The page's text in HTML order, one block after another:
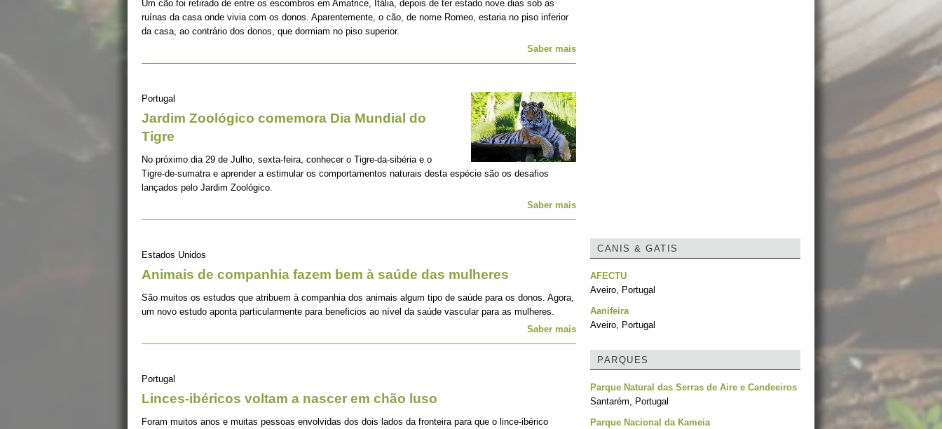
Um cão foi retirado de entre os escombros em Amatrice, Itália, depois de ter estado nove dias sob as
ruínas da casa onde vivia com os donos. Aparentemente, o cão, de nome Romeo, estaria no piso inferior
da casa, ao contrário dos donos, que dormiam no piso superior.
Saber mais
Portugal
Jardim Zoológico comemora Dia Mundial do
Tigre
No próximo dia 29 de Julho, sexta-feira, conhecer o Tigre-da-sibéria e o
Tigre-de-sumatra e aprender a estimular os comportamentos naturais desta espécie são os desafios
lançados pelo Jardim Zoológico.
Saber mais
Estados Unidos
Animais de companhia fazem bem à saúde das mulheres
São muitos os estudos que atribuem à companhia dos animais algum tipo de saúde para os donos. Agora,
um novo estudo aponta particularmente para beneficios ao nível da saúde vascular para as mulheres.
Saber mais
Portugal
Linces-ibéricos voltam a nascer em chão luso
Foram muitos anos e muitas pessoas envolvidas dos dois lados da fronteira para que o lince-ibérico
CANIS & GATIS
AFECTU
Aveiro, Portugal
Aanifeira
Aveiro, Portugal
PARQUES
Parque Natural das Serras de Aire e Candeeiros
Santarém, Portugal
Parque Nacional da Kameia